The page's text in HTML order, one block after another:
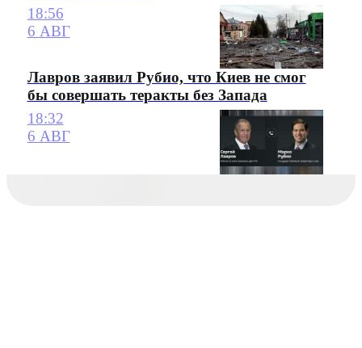
18:56
6 АВГ
Лавров заявил Рубио, что Киев не смог
бы совершать теракты без Запада
18:32
6 АВГ